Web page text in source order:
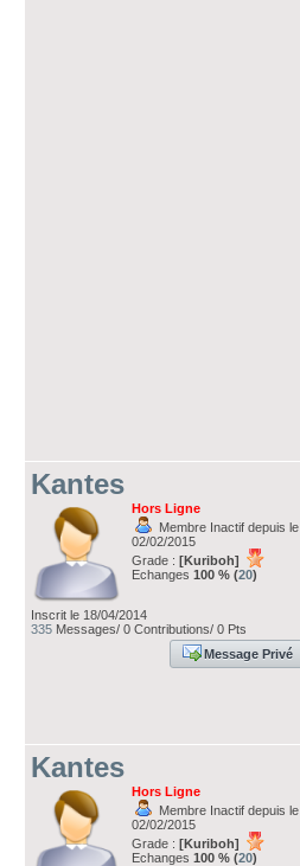
Kantes
Hors Ligne
Membre Inactif depuis le
02/02/2015
Grade : [Kuriboh]
Echanges 100 % (20)
Inscrit le 18/04/2014
335 Messages/ 0 Contributions/ 0 Pts
Message Privé
Kantes
Hors Ligne
Membre Inactif depuis le
02/02/2015
Grade : [Kuriboh]
Echanges 100 % (20)